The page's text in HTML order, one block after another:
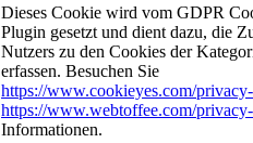
Dieses Cookie wird vom GDPR
Plugin gesetzt und dient dazu, die
Nutzers zu den Cookies der
erfassen. Besuchen Sie
https://www.cookieyes.com/
https://www.webtoffee.com/
Informationen.